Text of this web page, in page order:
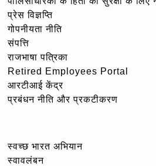
प्रेस विज्ञप्ति
गोपनीयता नीति
संपत्ति
राजभाषा पत्रिका
Retired Employees Portal
आरटीआई केंद्र
प्रबंधन नीति और प्रकटीकरण
स्वच्छ भारत अभियान
स्वावलंबन